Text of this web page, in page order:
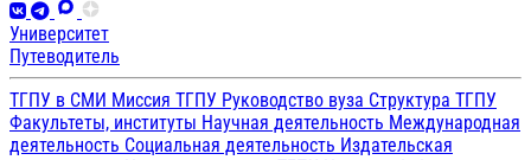
Университет
Путеводитель
ТГПУ в СМИ Миссия ТГПУ Руководство вуза Структура ТГПУ
Факультеты, институты Научная деятельность Международная
деятельность Социальная деятельность Издательская